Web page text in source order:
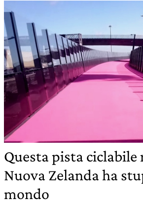
Questa pista ciclabile
Nuova Zelanda ha
mondo